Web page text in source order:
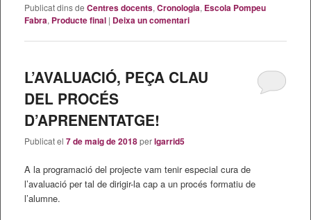
Publicat dins de Centres docents, Cronologia, Escola Pompeu
Fabra, Producte final | Deixa un comentari
L’AVALUACIÓ, PEÇA CLAU
DEL PROCÉS
D’APRENENTATGE!
Publicat el 7 de maig de 2018perlgarrid5
A la programació del projecte vam tenir especial cura de
l’avaluació per tal de dirigir-la cap a un procés formatiu de
l’alumne.